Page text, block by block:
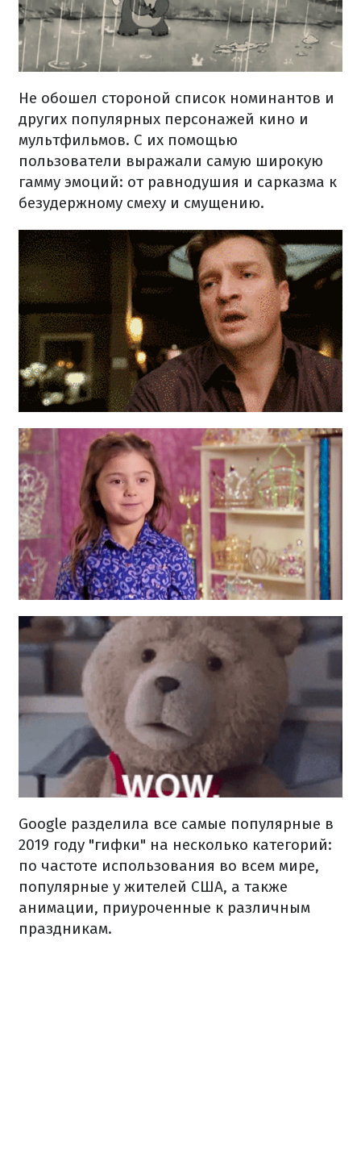
Не обошел стороной список номинантов и
других популярных персонажей кино и
мультфильмов. С их помощью
пользователи выражали самую широкую
гамму эмоций: от равнодушия и сарказма к
безудержному смеху и смущению.
Google разделила все самые популярные в
2019 году "гифки" на несколько категорий:
по частоте использования во всем мире,
популярные у жителей США, а также
анимации, приуроченные к различным
праздникам.